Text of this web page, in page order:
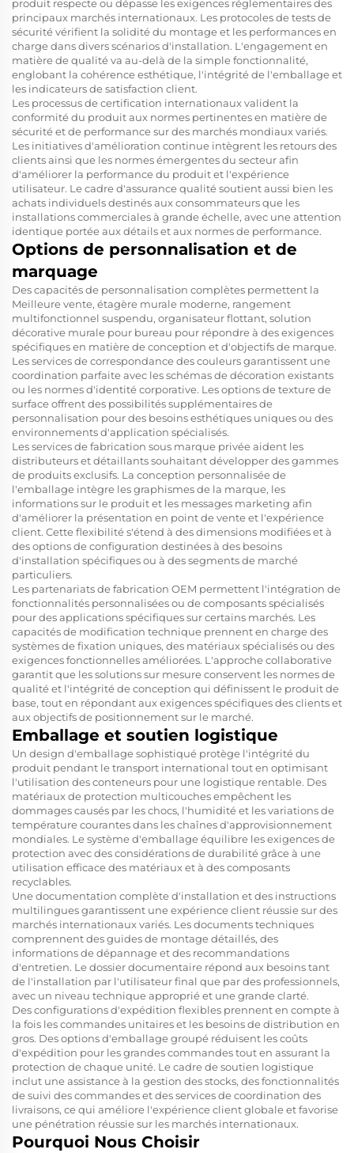
produit respecte ou dépasse les exigences réglementaires des
principaux marchés internationaux. Les protocoles de tests de
sécurité vérifient la solidité du montage et les performances en
charge dans divers scénarios d'installation. L'engagement en
matière de qualité va au-delà de la simple fonctionnalité,
englobant la cohérence esthétique, l'intégrité de l'emballage et
les indicateurs de satisfaction client.
Les processus de certification internationaux valident la
conformité du produit aux normes pertinentes en matière de
sécurité et de performance sur des marchés mondiaux variés.
Les initiatives d'amélioration continue intègrent les retours des
clients ainsi que les normes émergentes du secteur afin
d'améliorer la performance du produit et l'expérience
utilisateur. Le cadre d'assurance qualité soutient aussi bien les
achats individuels destinés aux consommateurs que les
installations commerciales à grande échelle, avec une attention
identique portée aux détails et aux normes de performance.
Options de personnalisation et de
marquage
Des capacités de personnalisation complètes permettent la
Meilleure vente, étagère murale moderne, rangement
multifonctionnel suspendu, organisateur flottant, solution
décorative murale pour bureau pour répondre à des exigences
spécifiques en matière de conception et d'objectifs de marque.
Les services de correspondance des couleurs garantissent une
coordination parfaite avec les schémas de décoration existants
ou les normes d'identité corporative. Les options de texture de
surface offrent des possibilités supplémentaires de
personnalisation pour des besoins esthétiques uniques ou des
environnements d'application spécialisés.
Les services de fabrication sous marque privée aident les
distributeurs et détaillants souhaitant développer des gammes
de produits exclusifs. La conception personnalisée de
l'emballage intègre les graphismes de la marque, les
informations sur le produit et les messages marketing afin
d'améliorer la présentation en point de vente et l'expérience
client. Cette flexibilité s'étend à des dimensions modifiées et à
des options de configuration destinées à des besoins
d'installation spécifiques ou à des segments de marché
particuliers.
Les partenariats de fabrication OEM permettent l'intégration de
fonctionnalités personnalisées ou de composants spécialisés
pour des applications spécifiques sur certains marchés. Les
capacités de modification technique prennent en charge des
systèmes de fixation uniques, des matériaux spécialisés ou des
exigences fonctionnelles améliorées. L'approche collaborative
garantit que les solutions sur mesure conservent les normes de
qualité et l'intégrité de conception qui définissent le produit de
base, tout en répondant aux exigences spécifiques des clients et
aux objectifs de positionnement sur le marché.
Emballage et soutien logistique
Un design d'emballage sophistiqué protège l'intégrité du
produit pendant le transport international tout en optimisant
l'utilisation des conteneurs pour une logistique rentable. Des
matériaux de protection multicouches empêchent les
dommages causés par les chocs, l'humidité et les variations de
température courantes dans les chaînes d'approvisionnement
mondiales. Le système d'emballage équilibre les exigences de
protection avec des considérations de durabilité grâce à une
utilisation efficace des matériaux et à des composants
recyclables.
Une documentation complète d'installation et des instructions
multilingues garantissent une expérience client réussie sur des
marchés internationaux variés. Les documents techniques
comprennent des guides de montage détaillés, des
informations de dépannage et des recommandations
d'entretien. Le dossier documentaire répond aux besoins tant
de l'installation par l'utilisateur final que par des professionnels,
avec un niveau technique approprié et une grande clarté.
Des configurations d'expédition flexibles prennent en compte à
la fois les commandes unitaires et les besoins de distribution en
gros. Des options d'emballage groupé réduisent les coûts
d'expédition pour les grandes commandes tout en assurant la
protection de chaque unité. Le cadre de soutien logistique
inclut une assistance à la gestion des stocks, des fonctionnalités
de suivi des commandes et des services de coordination des
livraisons, ce qui améliore l'expérience client globale et favorise
une pénétration réussie sur les marchés internationaux.
Pourquoi Nous Choisir